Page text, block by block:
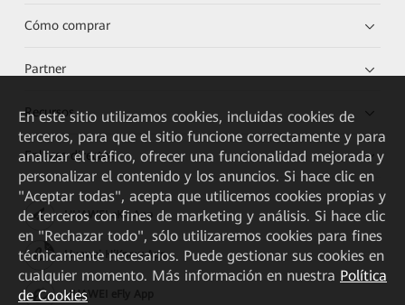
Cómo comprar
Partner
Recursos
Enlaces directos
HUAWEI eKit App
Huawei HiKnow App
HUAWEI eFly App
En este sitio utilizamos cookies, incluidas cookies de
terceros, para que el sitio funcione correctamente y para
analizar el tráfico, ofrecer una funcionalidad mejorada y
personalizar el contenido y los anuncios. Si hace clic en
"Aceptar todas", acepta que utilicemos cookies propias y
de terceros con fines de marketing y análisis. Si hace clic
en "Rechazar todo", sólo utilizaremos cookies para fines
técnicamente necesarios. Puede gestionar sus cookies en
cualquier momento. Más información en nuestra Política
de Cookies